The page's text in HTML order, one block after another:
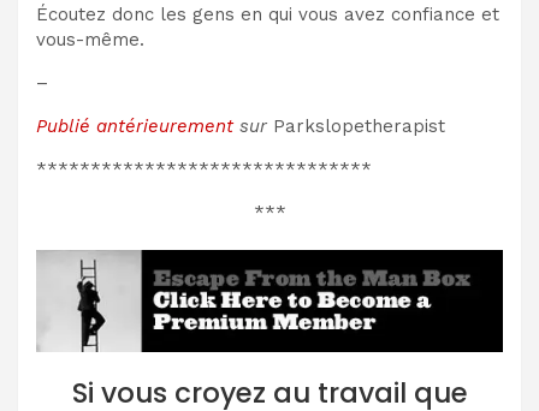
Écoutez donc les gens en qui vous avez confiance et
vous-même.
–
Publié antérieurementsur Parkslopetherapist
*******************************
***
Si vous croyez au travail que